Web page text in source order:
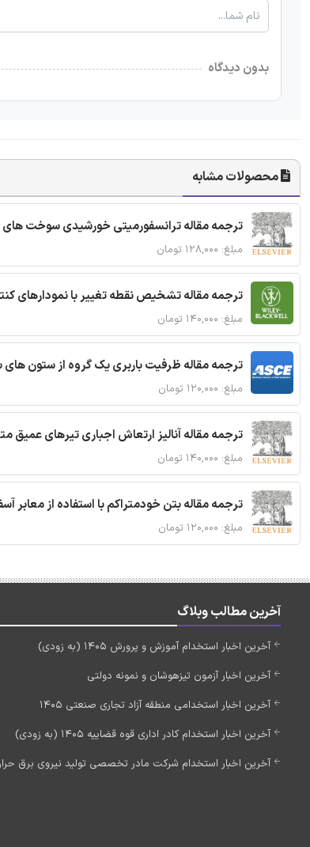
بدون دیدگاه
محصولات مشابه
ترجمه مقاله ترانسفورمیتی خورشیدی سوخت های
مبلغ: ۱۲۸,۰۰۰ تومان
ترجمه مقاله تشخیص نقطه تغییر با نمودارهای
مبلغ: ۱۴۰,۰۰۰ تومان
ترجمه مقاله ظرفیت باربری یک گروه از ستون
مبلغ: ۱۲۰,۰۰۰ تومان
ترجمه مقاله آنالیز ارتعاش اجباری تیرهای
مبلغ: ۱۴۰,۰۰۰ تومان
ترجمه مقاله بتن خودمتراکم با استفاده از معابر
مبلغ: ۱۲۰,۰۰۰ تومان
آخرین مطالب وبلاگ
آخرین اخبار استخدام آموزش و پرورش 1405 (به زودی)
آخرین اخبار آزمون تیزهوشان و نمونه دولتی
آخرین اخبار استخدامی منطقه آزاد تجاری صنعتی 1405
آخرین اخبار استخدام کادر اداری قوه قضاییه 1405 (به زودی)
آخرین اخبار استخدام شرکت مادر تخصصی تولید نیروی برق حرارتی 1405 (استخدام